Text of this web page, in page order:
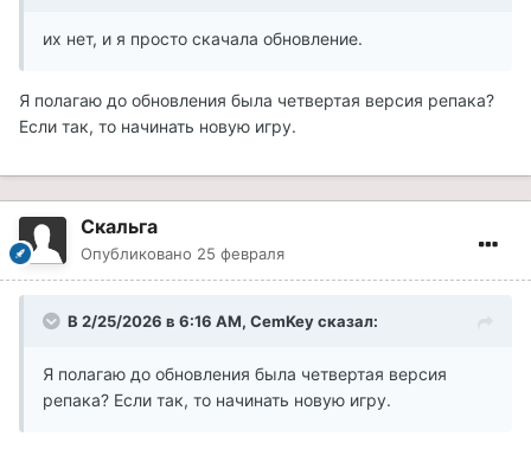
их нет, и я просто скачала обновление.
Я полагаю до обновления была четвертая версия репака?
Если так, то начинать новую игру.
Скальга
Опубликовано 25 февраля
В 2/25/2026 в 6:16 AM, CemKeyсказал:
Я полагаю до обновления была четвертая версия
репака? Если так, то начинать новую игру.